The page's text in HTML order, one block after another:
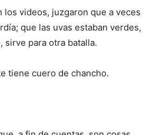
los videos, juzgaron que a veces
que las uvas estaban verdes,
sirve para otra batalla.
tiene cuero de chancho.